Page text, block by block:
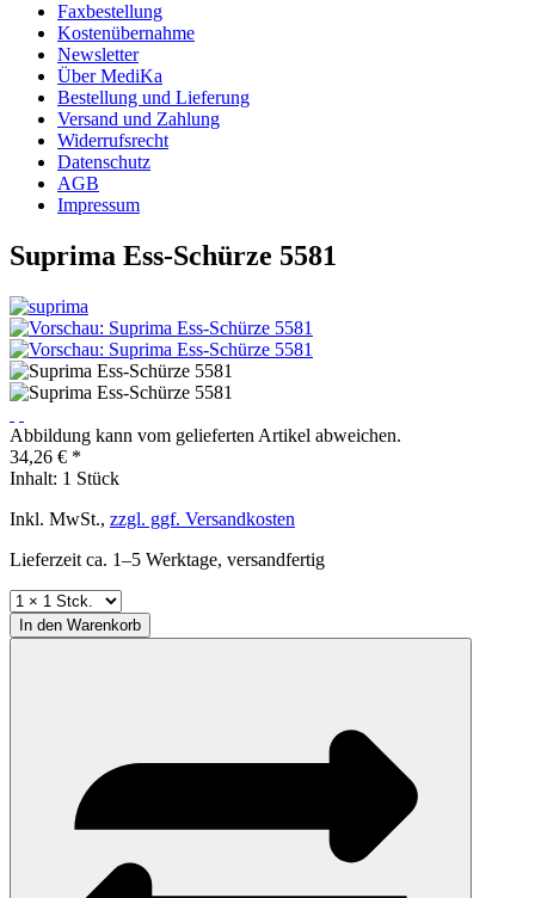
Faxbestellung
Kostenübernahme
Newsletter
Über MediKa
Bestellung und Lieferung
Versand und Zahlung
Widerrufsrecht
Datenschutz
AGB
Impressum
Suprima Ess-Schürze 5581
Abbildung kann vom gelieferten Artikel abweichen.
34,26 € *
Inhalt: 1 Stück
Inkl. MwSt., zzgl. ggf. Versandkosten
Lieferzeit ca. 1–5 Werktage, versandfertig
In den Warenkorb